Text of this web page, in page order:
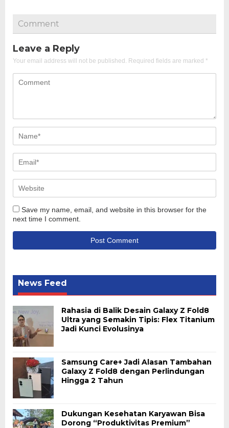
Comment
Leave a Reply
Your email address will not be published. Required fields are marked *
Save my name, email, and website in this browser for the
next time I comment.
News Feed
Rahasia di Balik Desain Galaxy Z Fold8
Ultra yang Semakin Tipis: Flex Titanium
Jadi Kunci Evolusinya
Samsung Care+ Jadi Alasan Tambahan
Galaxy Z Fold8 dengan Perlindungan
Hingga 2 Tahun
Dukungan Kesehatan Karyawan Bisa
Dorong “Produktivitas Premium”